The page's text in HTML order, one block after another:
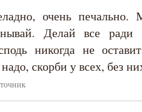
очень
Делай все ради
никогда не
скорби у всех, без